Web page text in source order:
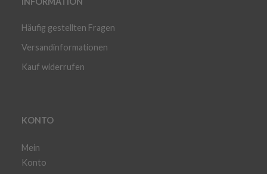
Häufig gestellten Fragen
Versandinformationen
Kauf widerrufen
KONTO
Mein
Konto